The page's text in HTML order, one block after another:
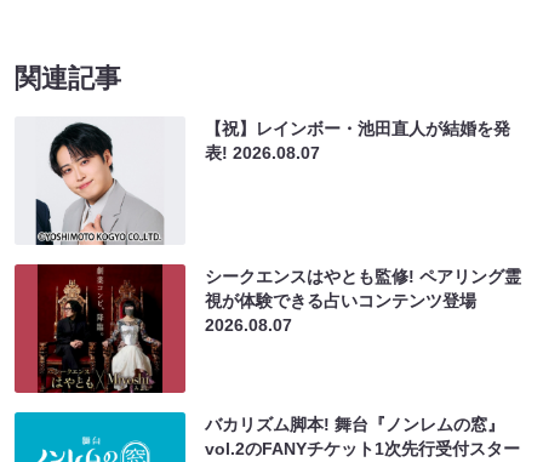
関連記事
【祝】レインボー・池田直人が結婚を発
表!2026.08.07
シークエンスはやとも監修! ペアリング霊
視が体験できる占いコンテンツ登場
2026.08.07
バカリズム脚本! 舞台『ノンレムの窓』
vol.2のFANYチケット1次先行受付スター